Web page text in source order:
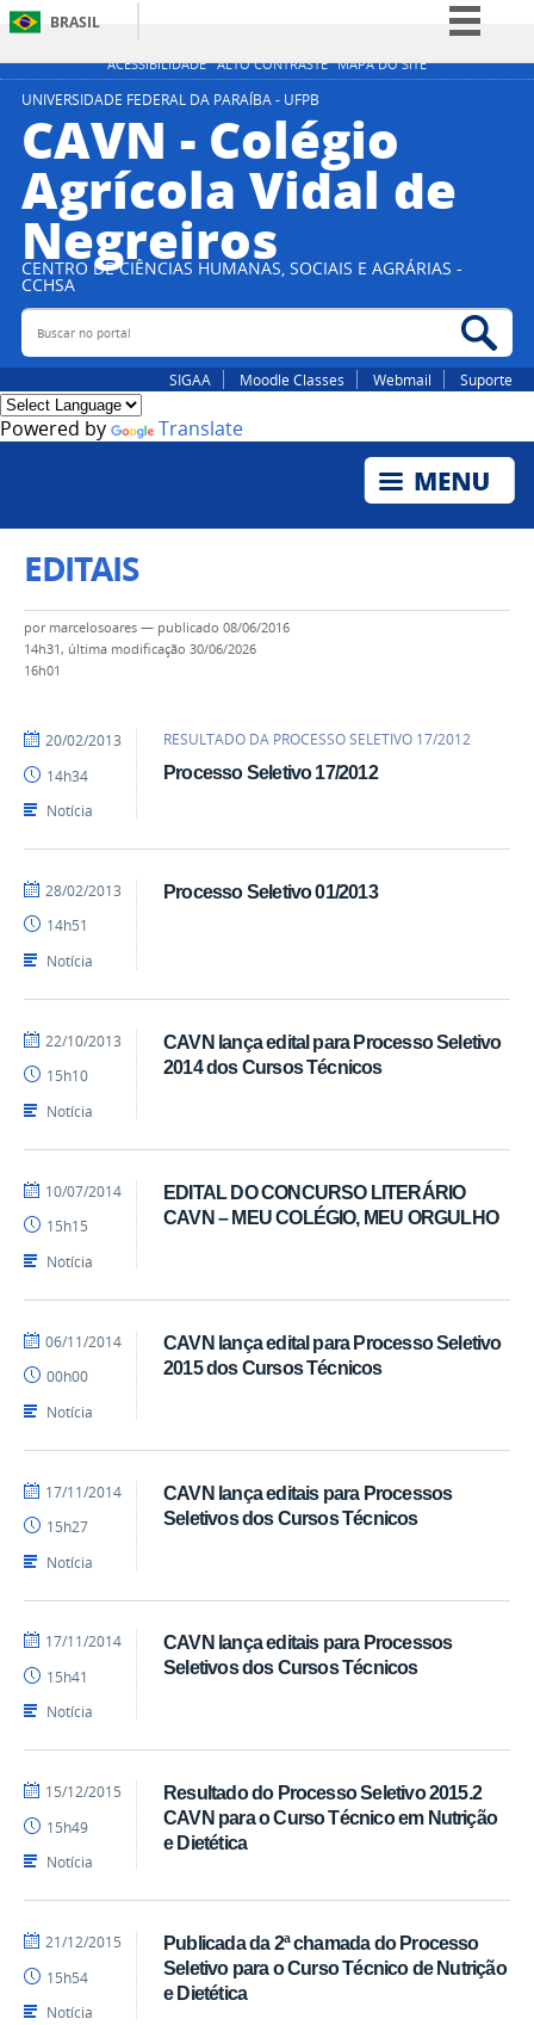
ACESSIBILIDADE ALTO CONTRASTE MAPA DO SITE
BRASIL
Simplifique!
Participe
Acesso à informação
Legislação
UNIVERSIDADE FEDERAL DA PARAÍBA - UFPB
CAVN - Colégio
Agrícola Vidal de
Negreiros
CENTRO DE CIÊNCIAS HUMANAS, SOCIAIS E AGRÁRIAS -
CCHSA
Buscar no portal
SIGAA Moodle Classes Webmail Suporte
Powered by Translate
EDITAIS
por marcelosoares — publicado 08/06/2016
14h31, última modificação 30/06/2026
16h01
RESULTADO DA PROCESSO SELETIVO 17/2012
Processo Seletivo 17/2012
por
publicado
20/02/2013
14h34
Notícia
Processo Seletivo 01/2013
por
publicado
28/02/2013
14h51
Notícia
CAVN lança edital para Processo Seletivo
2014 dos Cursos Técnicos
por
publicado
22/10/2013
15h10
Notícia
EDITAL DO CONCURSO LITERÁRIO
CAVN – MEU COLÉGIO, MEU ORGULHO
por
publicado
10/07/2014
15h15
Notícia
CAVN lança edital para Processo Seletivo
2015 dos Cursos Técnicos
por
publicado
06/11/2014
00h00
Notícia
CAVN lança editais para Processos
Seletivos dos Cursos Técnicos
por
publicado
17/11/2014
15h27
Notícia
CAVN lança editais para Processos
Seletivos dos Cursos Técnicos
por
publicado
17/11/2014
15h41
Notícia
Resultado do Processo Seletivo 2015.2
CAVN para o Curso Técnico em Nutrição
e Dietética
por
publicado
15/12/2015
15h49
Notícia
Publicada da 2ª chamada do Processo
Seletivo para o Curso Técnico de Nutrição
e Dietética
por
publicado
21/12/2015
15h54
Notícia